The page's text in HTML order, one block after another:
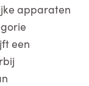
apparaten
een